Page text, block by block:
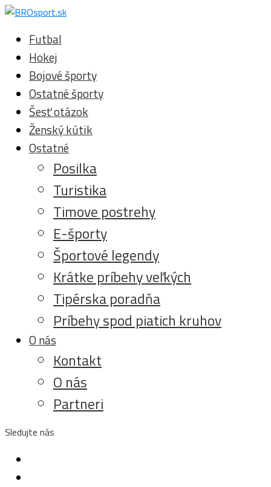
Futbal
Hokej
Bojové športy
Ostatné športy
Šesť otázok
Ženský kútik
Ostatné
Posilka
Turistika
Timove postrehy
E-športy
Športové legendy
Krátke príbehy veľkých
Tipérska poradňa
Príbehy spod piatich kruhov
O nás
Kontakt
O nás
Partneri
Sledujte nás